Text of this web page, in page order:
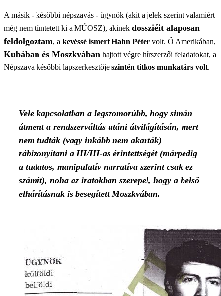
A másik - későbbi népszavás - ügynök (akit a jelek szerint valamiért
még nem tüntetett ki a MÚOSZ), akinek dossziéit alaposan
feldolgoztam, a kevéssé ismert Hahn Péter volt. Ő Amerikában,
Kubában és Moszkvában hajtott végre hírszerzői feladatokat, a
Népszava későbbi lapszerkesztője szintén titkos munkatárs volt.
Vele kapcsolatban a legszomorúbb, hogy simán
átment a rendszerváltás utáni átvilágításán, mert
nem tudták (vagy inkább nem akarták)
rábizonyítani a III/III-as érintettségét (márpedig
a tudatos, manipulatív narratíva szerint csak ez
számít), noha az iratokban szerepel, hogy a belső
elhárításnak is besegített Moszkvában.